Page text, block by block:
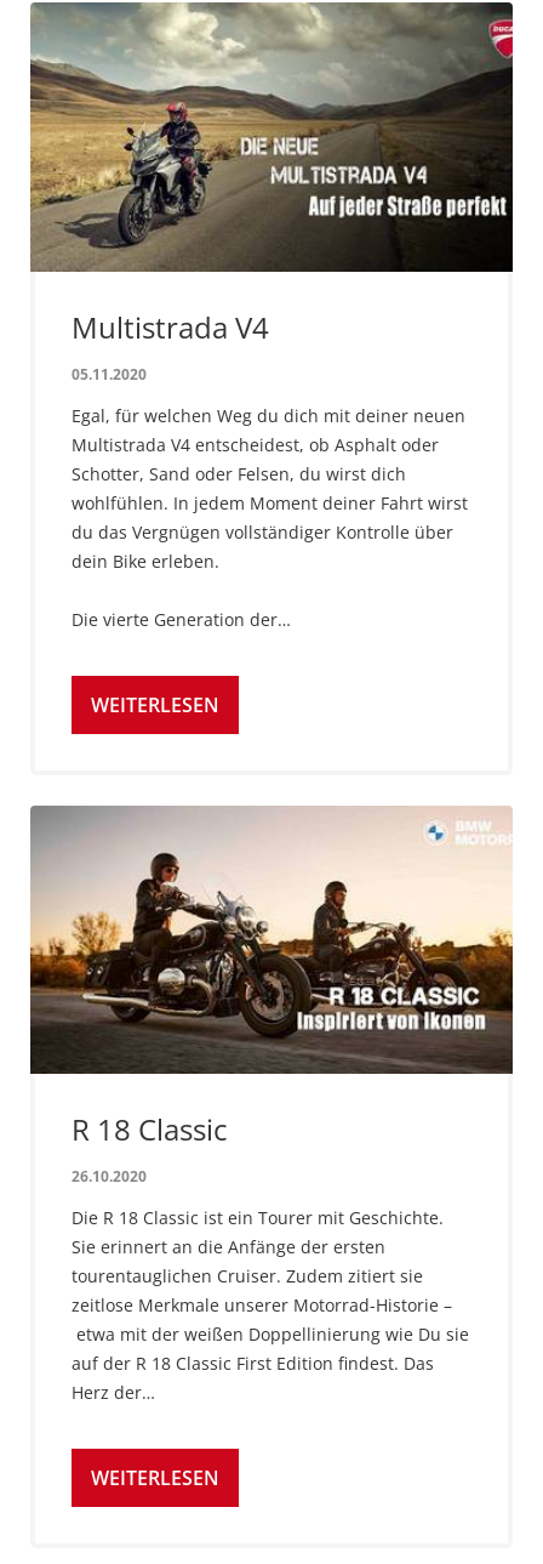
Multistrada V4
05.11.2020
Egal, für welchen Weg du dich mit deiner neuen
Multistrada V4 entscheidest, ob Asphalt oder
Schotter, Sand oder Felsen, du wirst dich
wohlfühlen. In jedem Moment deiner Fahrt wirst
du das Vergnügen vollständiger Kontrolle über
dein Bike erleben.
Die vierte Generation der…
WEITERLESEN
R 18 Classic
26.10.2020
Die R 18 Classic ist ein Tourer mit Geschichte.
Sie erinnert an die Anfänge der ersten
tourentauglichen Cruiser. Zudem zitiert sie
zeitlose Merkmale unserer Motorrad-Historie –
etwa mit der weißen Doppellinierung wie Du sie
auf der R 18 Classic First Edition findest. Das
Herz der…
WEITERLESEN